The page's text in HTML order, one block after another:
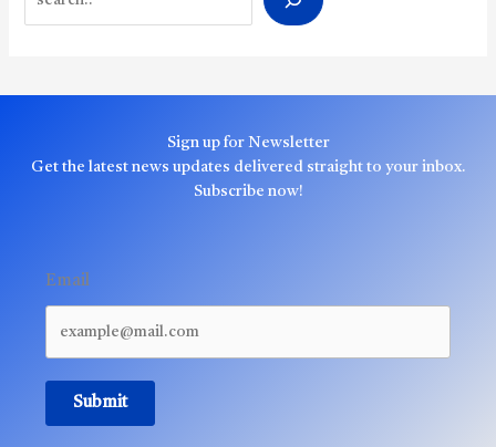
Sign up for Newsletter
Get the latest news updates delivered straight to your inbox.
Subscribe now!
Email
Submit